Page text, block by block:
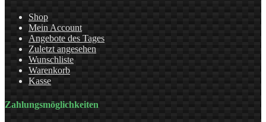
Shop
Mein Account
Angebote des Tages
Zuletzt angesehen
Wunschliste
Warenkorb
Kasse
Zahlungsmöglichkeiten